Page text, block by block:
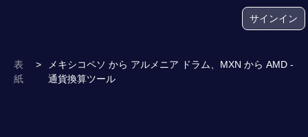
サインイン
表
紙
>
メキシコペソ から アルメニア ドラム、MXN から AMD -
通貨換算ツール